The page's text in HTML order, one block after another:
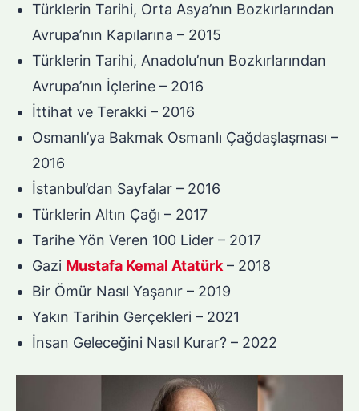
Türklerin Tarihi, Orta Asya’nın Bozkırlarından
Avrupa’nın Kapılarına – 2015
Türklerin Tarihi, Anadolu’nun Bozkırlarından
Avrupa’nın İçlerine – 2016
İttihat ve Terakki – 2016
Osmanlı’ya Bakmak Osmanlı Çağdaşlaşması –
2016
İstanbul’dan Sayfalar – 2016
Türklerin Altın Çağı – 2017
Tarihe Yön Veren 100 Lider – 2017
Gazi Mustafa Kemal Atatürk– 2018
Bir Ömür Nasıl Yaşanır – 2019
Yakın Tarihin Gerçekleri – 2021
İnsan Geleceğini Nasıl Kurar? – 2022